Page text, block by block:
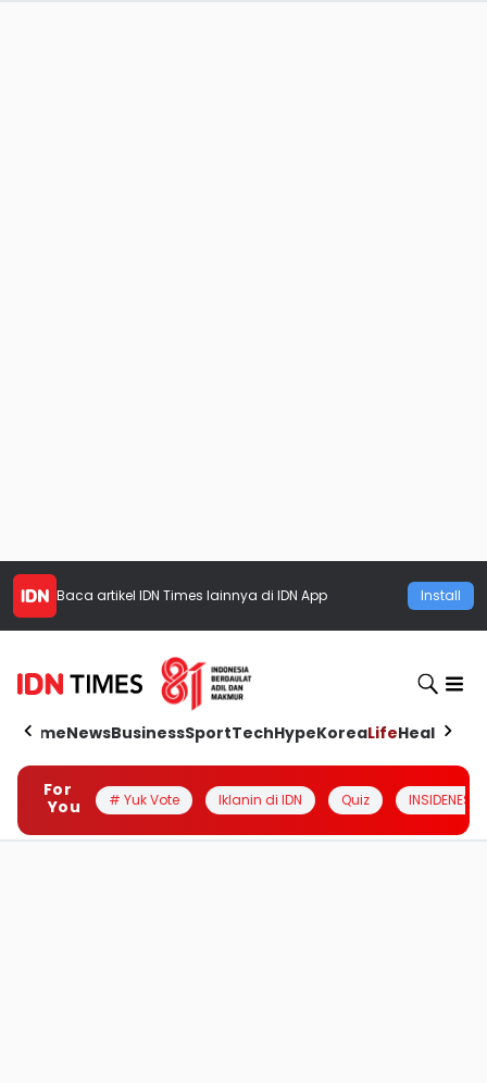
Baca artikel IDN Times lainnya di IDN App Install
HomeNewsBusinessSportTechHypeKoreaLifeHealth
For
You
# Yuk Vote Iklanin di IDN Quiz INSIDENESIA